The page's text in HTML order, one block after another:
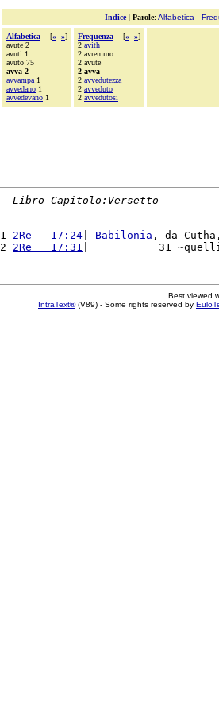
Indice| Parole: Alfabetica -
Alfabetica [« »]
avute 2
avuti 1
avuto 75
avva 2
avvampa 1
avvedano 1
avvedevano 1
Frequenza [« »]
2 avith
2 avremmo
2 avute
2 avva
2 avvedutezza
2 avveduto
2 avvedutosi
Libro Capitolo:Versetto
1 2Re   17:24 Babilonia , da
2 2Re   17:31 |           31
Best viewed
IntraText®(V89) - Some rights reserved by